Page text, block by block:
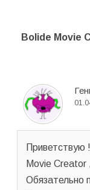
Bolide Movie
Приветствую
Movie Creator
Обязательно